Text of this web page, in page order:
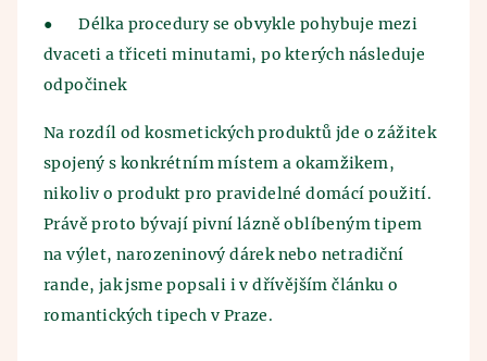
●
Délka procedury se obvykle pohybuje mezi
dvaceti a třiceti minutami, po kterých následuje
odpočinek
Na rozdíl od kosmetických produktů jde o zážitek
spojený s konkrétním místem a okamžikem,
nikoliv o produkt pro pravidelné domácí použití.
Právě proto bývají pivní lázně oblíbeným tipem
na výlet, narozeninový dárek nebo netradiční
rande, jak jsme popsali i v dřívějším článku o
romantických tipech v Praze.